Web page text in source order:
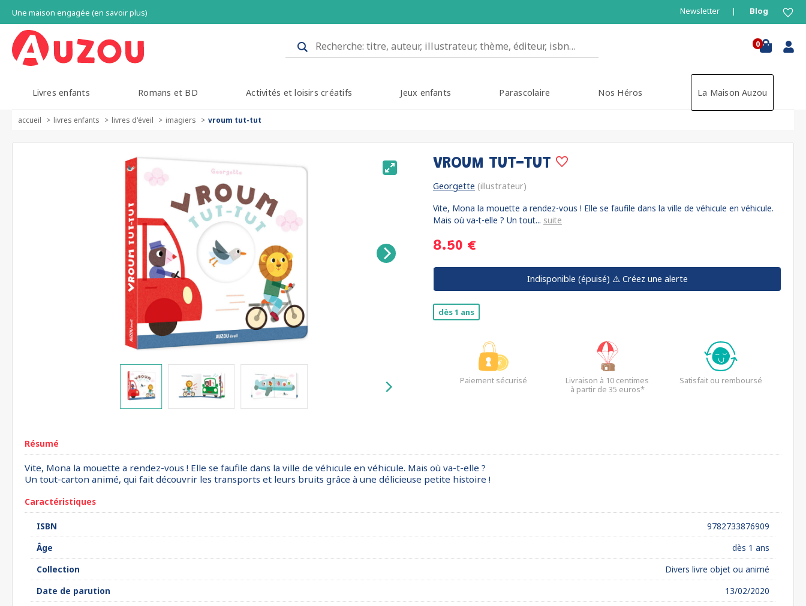
Une maison engagée (en savoir plus) Newsletter Blog
0
Livres enfants Romans et BD Activités et loisirs créatifs Jeux enfants Parascolaire Nos Héros La Maison Auzou
accueil livres enfants livres d'éveil imagiers vroum tut-tut
VROUM TUT-TUT
Georgette (illustrateur)
Vite, Mona la mouette a rendez-vous ! Elle se faufile dans la ville de véhicule en véhicule.
Mais où va-t-elle ? Un tout... suite
8.50 €
Indisponible (épuisé) ⚠️ Créez une alerte
dès 1 ans
Paiement sécurisé
Livraison à 10 centimes
à partir de 35 euros*
Satisfait ou remboursé
Résumé
Vite, Mona la mouette a rendez-vous ! Elle se faufile dans la ville de véhicule en véhicule. Mais où va-t-elle ?
Un tout-carton animé, qui fait découvrir les transports et leurs bruits grâce à une délicieuse petite histoire !
Caractéristiques
ISBN
9782733876909
Âge
dès 1 ans
Collection
Divers livre objet ou animé
Date de parution
13/02/2020